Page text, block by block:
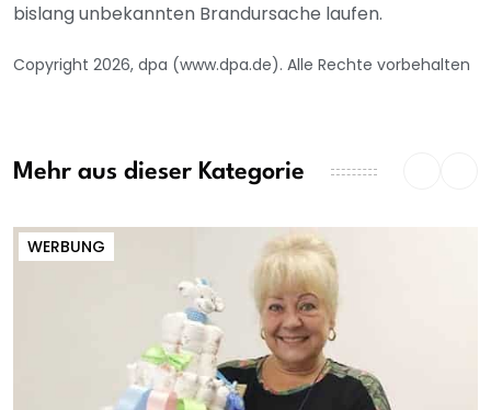
bislang unbekannten Brandursache laufen.
Copyright 2026, dpa (www.dpa.de). Alle Rechte vorbehalten
Mehr aus dieser Kategorie
WERBUNG